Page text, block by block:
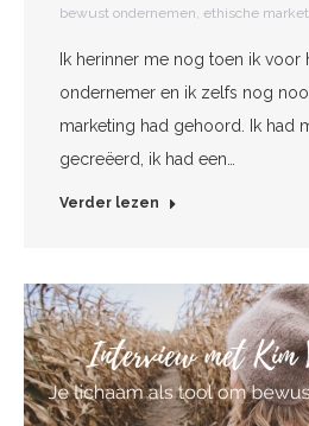
bewust ondernemen, ethische
Ik herinner me nog toen ik voor
ondernemer en ik zelfs nog
marketing had gehoord. Ik had
gecreëerd, ik had een…
Verder lezen